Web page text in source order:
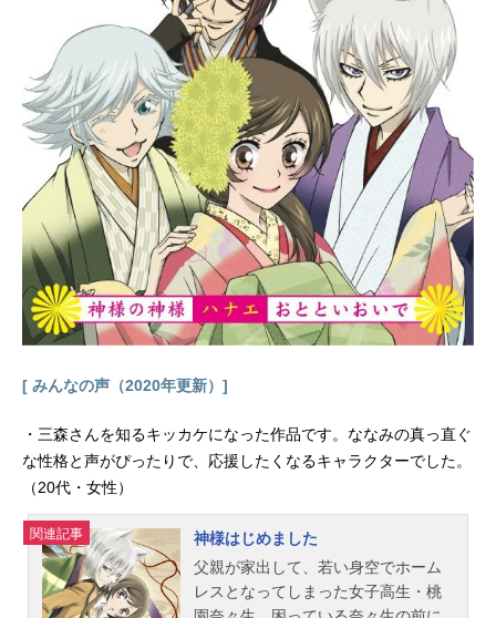
[ みんなの声（2020年更新）]
・三森さんを知るキッカケになった作品です。ななみの真っ直ぐ
な性格と声がぴったりで、応援したくなるキャラクターでした。
（20代・女性）
関連記事
神様はじめました
父親が家出して、若い身空でホーム
レスとなってしまった女子高生・桃